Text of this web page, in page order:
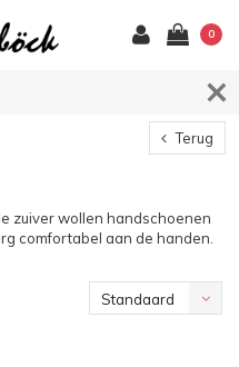
0
Terug
zuiver wollen handschoenen
comfortabel aan de handen.
Standaard